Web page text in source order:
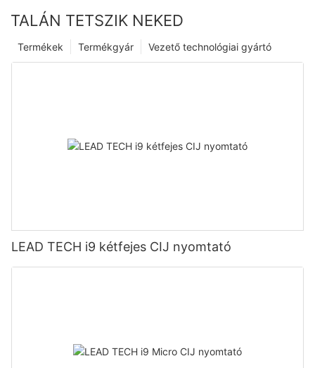
TALÁN TETSZIK NEKED
Vezető technológiai gyártó
Termékgyár
Termékek
LEAD TECH i9 kétfejes CIJ nyomtató